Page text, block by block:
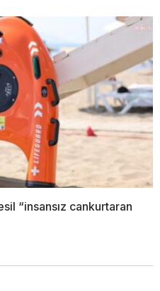
“insansız cankurtaran